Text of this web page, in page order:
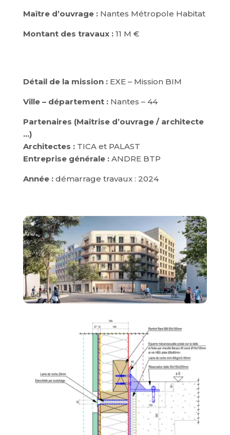
Maître d’ouvrage : Nantes Métropole Habitat
Montant des travaux :11 M €
Détail de la mission : EXE – Mission BIM
Ville – département :Nantes – 44
Partenaires (Maîtrise d’ouvrage / architecte
…)
Architectes : TICA et PALAST
Entreprise générale : ANDRE BTP
Année :démarrage travaux : 2024